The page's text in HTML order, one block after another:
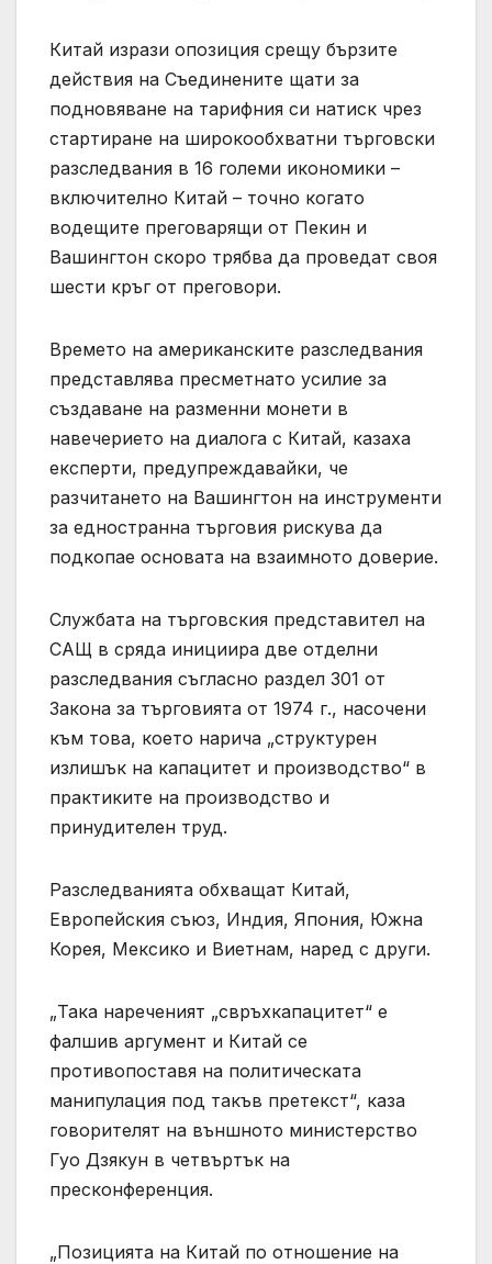
Китай изрази опозиция срещу бързите
действия на Съединените щати за
подновяване на тарифния си натиск чрез
стартиране на широкообхватни търговски
разследвания в 16 големи икономики –
включително Китай – точно когато
водещите преговарящи от Пекин и
Вашингтон скоро трябва да проведат своя
шести кръг от преговори.
Времето на американските разследвания
представлява пресметнато усилие за
създаване на разменни монети в
навечерието на диалога с Китай, казаха
експерти, предупреждавайки, че
разчитането на Вашингтон на инструменти
за едностранна търговия рискува да
подкопае основата на взаимното доверие.
Службата на търговския представител на
САЩ в сряда инициира две отделни
разследвания съгласно раздел 301 от
Закона за търговията от 1974 г., насочени
към това, което нарича „структурен
излишък на капацитет и производство“ в
практиките на производство и
принудителен труд.
Разследванията обхващат Китай,
Европейския съюз, Индия, Япония, Южна
Корея, Мексико и Виетнам, наред с други.
„Така нареченият „свръхкапацитет“ е
фалшив аргумент и Китай се
противопоставя на политическата
манипулация под такъв претекст“, каза
говорителят на външното министерство
Гуо Дзякун в четвъртък на
пресконференция.
„Позицията на Китай по отношение на